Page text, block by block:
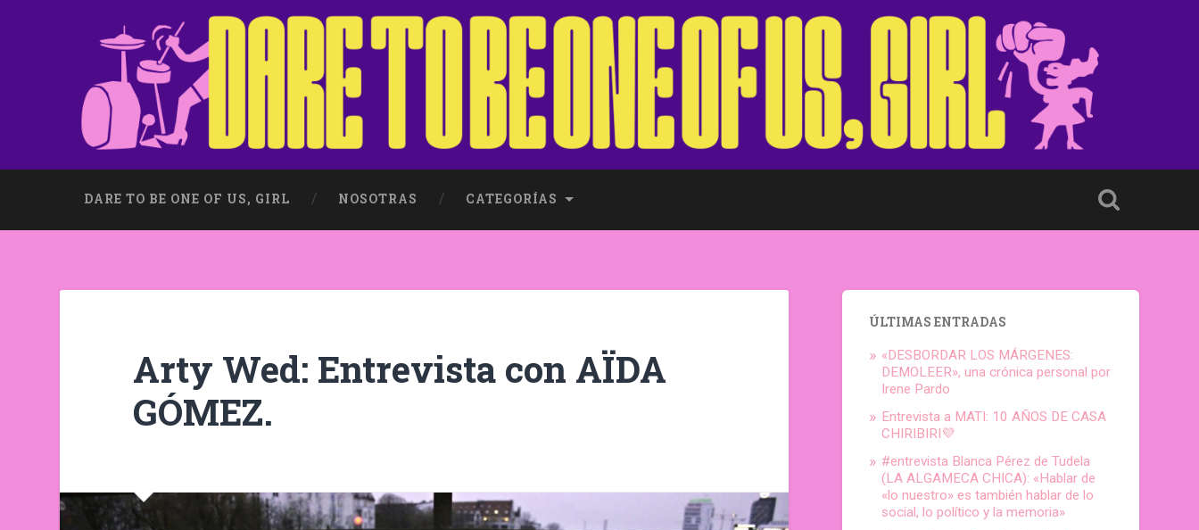
DARE TO BE ONE OF US, GIRL NOSOTRAS CATEGORÍAS
Arty Wed: Entrevista con AÏDA
GÓMEZ.
ÚLTIMAS ENTRADAS
«DESBORDAR LOS MÁRGENES:
DEMOLEER», una crónica personal por
Irene Pardo
Entrevista a MATI: 10 AÑOS DE CASA
CHIRIBIRI💜
#entrevista Blanca Pérez de Tudela
(LA ALGAMECA CHICA): «Hablar de
«lo nuestro» es también hablar de lo
social, lo político y la memoria»